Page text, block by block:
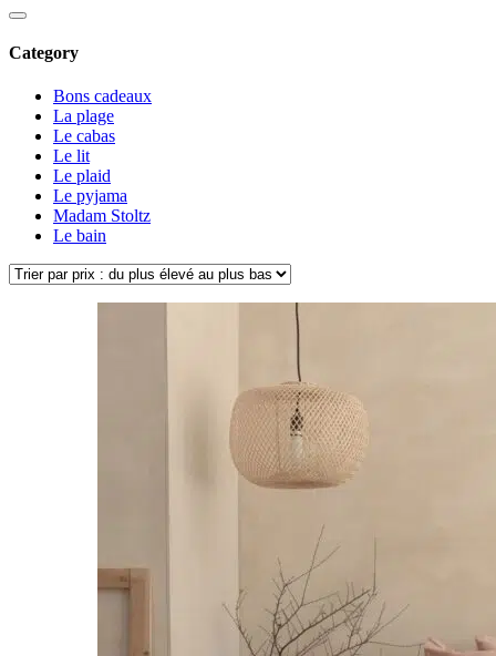
Category
Bons cadeaux
La plage
Le cabas
Le lit
Le plaid
Le pyjama
Madam Stoltz
Le bain